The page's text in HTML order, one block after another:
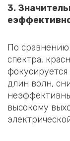
3.
e
По сравнению
спектра,
длин волн,
высокому